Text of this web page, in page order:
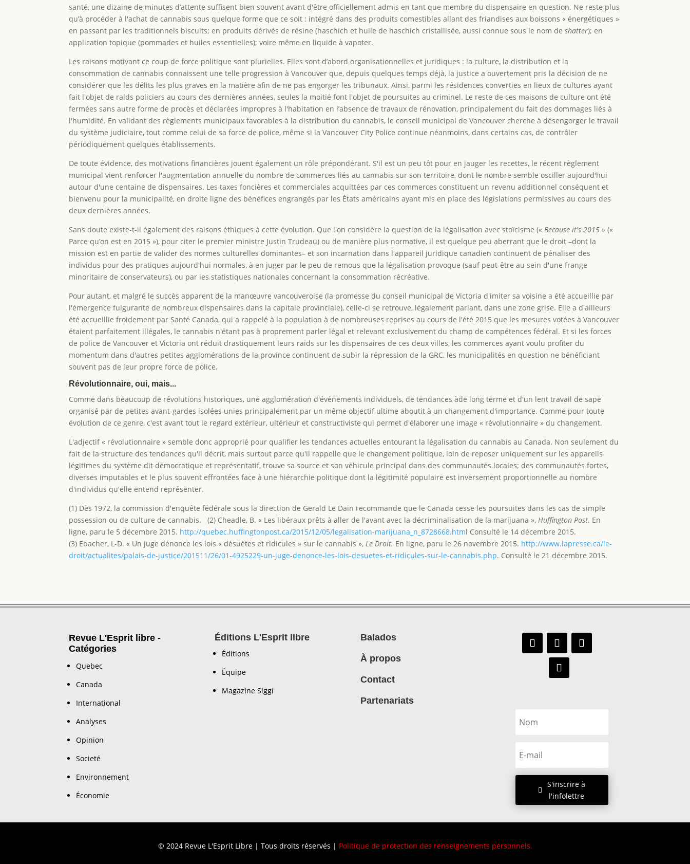
santé, une dizaine de minutes d’attente suffisent bien souvent avant d'être officiellement admis en tant que membre du dispensaire en question. Ne reste plus
qu’à procéder à l'achat de cannabis sous quelque forme que ce soit : intégré dans des produits comestibles allant des friandises aux boissons « énergétiques »
en passant par les traditionnels biscuits; en produits dérivés de résine (haschich et huile de haschich cristallisée, aussi connue sous le nom deshatter); en
application topique (pommades et huiles essentielles); voire même en liquide à vapoter.
Les raisons motivant ce coup de force politique sont plurielles. Elles sont d’abord organisationnelles et juridiques : la culture, la distribution et la
consommation de cannabis connaissent une telle progression à Vancouver que, depuis quelques temps déjà, la justice a ouvertement pris la décision de ne
considérer que les délits les plus graves en la matière afin de ne pas engorger les tribunaux. Ainsi, parmi les résidences converties en lieux de cultures ayant
fait l'objet de raids policiers au cours des dernières années, seules la moitié font l'objet de poursuites au criminel. Le reste de ces maisons de culture ont été
fermées sans autre forme de procès et déclarées impropres à l'habitation en l’absence de travaux de rénovation, principalement du fait des dommages liés à
l'humidité. En validant des règlements municipaux favorables à la distribution du cannabis, le conseil municipal de Vancouver cherche à désengorger le travail
du système judiciaire, tout comme celui de sa force de police, même si la Vancouver City Police continue néanmoins, dans certains cas, de contrôler
périodiquement quelques établissements.
De toute évidence, des motivations financières jouent également un rôle prépondérant. S'il est un peu tôt pour en jauger les recettes, le récent règlement
municipal vient renforcer l'augmentation annuelle du nombre de commerces liés au cannabis sur son territoire, dont le nombre semble osciller aujourd'hui
autour d'une centaine de dispensaires. Les taxes foncières et commerciales acquittées par ces commerces constituent un revenu additionnel conséquent et
bienvenu pour la municipalité, en droite ligne des bénéfices engrangés par les États américains ayant mis en place des législations permissives au cours des
deux dernières années.
Sans doute existe-t-il également des raisons éthiques à cette évolution. Que l'on considère la question de la légalisation avec stoïcisme (« Because it's 2015 »(«
Parce qu’on est en 2015 »), pour citer le premier ministre Justin Trudeau) ou de manière plus normative, il est quelque peu aberrant que le droit –dont la
mission est en partie de valider des normes culturelles dominantes– et son incarnation dans l'appareil juridique canadien continuent de pénaliser des
individus pour des pratiques aujourd'hui normales, à en juger par le peu de remous que la légalisation provoque (sauf peut-être au sein d'une frange
minoritaire de conservateurs), ou par les statistiques nationales concernant la consommation récréative.
Pour autant, et malgré le succès apparent de la manœuvre vancouveroise (la promesse du conseil municipal de Victoria d'imiter sa voisine a été accueillie par
l'émergence fulgurante de nombreux dispensaires dans la capitale provinciale), celle-ci se retrouve, légalement parlant, dans une zone grise. Elle a d'ailleurs
été accueillie froidement par Santé Canada, qui a rappelé à la population à de nombreuses reprises au cours de l'été 2015 que les mesures votées à Vancouver
étaient parfaitement illégales, le cannabis n'étant pas à proprement parler légal et relevant exclusivement du champ de compétences fédéral. Et si les forces
de police de Vancouver et Victoria ont réduit drastiquement leurs raids sur les dispensaires de ces deux villes, les commerces ayant voulu profiter du
momentum dans d'autres petites agglomérations de la province continuent de subir la répression de la GRC, les municipalités en question ne bénéficiant
souvent pas de leur propre force de police.
Révolutionnaire, oui, mais...
Comme dans beaucoup de révolutions historiques, une agglomération d'événements individuels, de tendances àde long terme et d'un lent travail de sape
organisé par de petites avant-gardes isolées unies principalement par un même objectif ultime aboutit à un changement d'importance. Comme pour toute
évolution de ce genre, c'est avant tout le regard extérieur, ultérieur et constructiviste qui permet d'élaborer une image « révolutionnaire » du changement.
L'adjectif « révolutionnaire » semble donc approprié pour qualifier les tendances actuelles entourant la légalisation du cannabis au Canada. Non seulement du
fait de la structure des tendances qu'il décrit, mais surtout parce qu'il rappelle que le changement politique, loin de reposer uniquement sur les appareils
légitimes du système dit démocratique et représentatif, trouve sa source et son véhicule principal dans des communautés locales; des communautés fortes,
diverses imputables et le plus souvent effrontées face à une hiérarchie politique dont la légitimité populaire est inversement proportionnelle au nombre
d'individus qu'elle entend représenter.
(1) Dès 1972, la commission d'enquête fédérale sous la direction de Gerald Le Dain recommande que le Canada cesse les poursuites dans les cas de simple
possession ou de culture de cannabis. (2) Cheadle, B. « Les libéraux prêts à aller de l'avant avec la décriminalisation de la marijuana », Huffington Post. En
ligne, paru le 5 décembre 2015. http://quebec.huffingtonpost.ca/2015/12/05/legalisation-marijuana_n_8728668.html Consulté le 14 décembre 2015.
(3) Ebacher, L-D. « Un juge dénonce les lois « désuètes et ridicules » sur le cannabis », Le Droit. En ligne, paru le 26 novembre 2015. http://www.lapresse.ca/le-
droit/actualites/palais-de-justice/201511/26/01-4925229-un-juge-denonce-les-lois-desuetes-et-ridicules-sur-le-cannabis.php. Consulté le 21 décembre 2015.
Revue L'Esprit libre -
Catégories
Quebec
Canada
International
Analyses
Opinion
Societé
Environnement
Économie
Éditions L'Esprit libre
Éditions
Équipe
Magazine Siggi
Balados
À propos
Contact
Partenariats
S'inscrire à
l'infolettre
© 2024 Revue L'Esprit Libre | Tous droits réservés | Politique de protection des renseignements personnels.